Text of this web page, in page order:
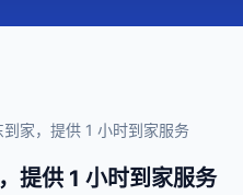
家，提供 1 小时到家服务
提供 1 小时到家服务